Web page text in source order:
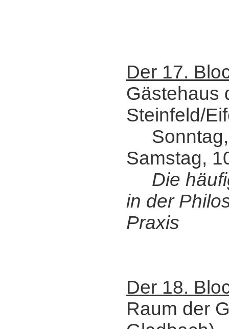
Der 17.
Gästehaus
Steinfeld/
Sonntag,
Samstag,
Die
in der
Praxis
Der 18.
Raum der